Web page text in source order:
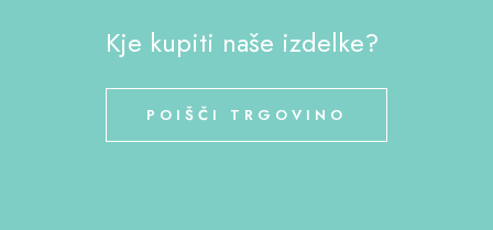
Kje kupiti naše izdelke?
POIŠČI TRGOVINO